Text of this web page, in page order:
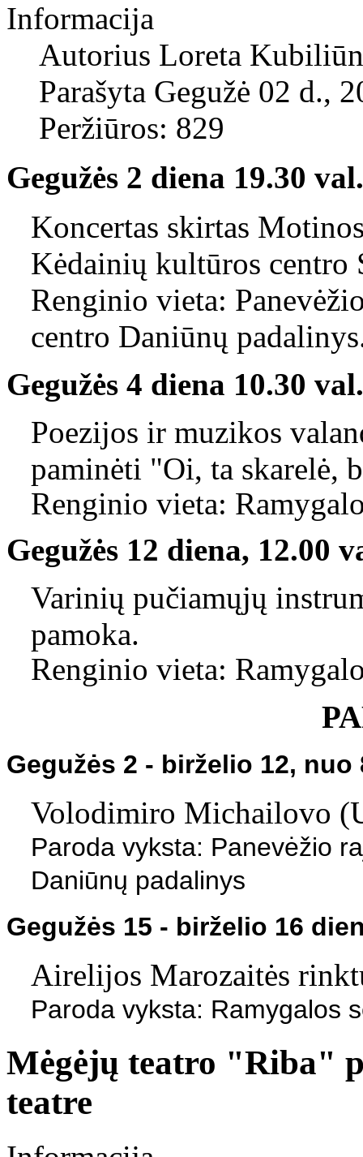
Informacija
Autorius Loreta
Parašyta Gegužė 02 d.,
Peržiūros: 829
Gegužės 2 diena 19.30 val.
Koncertas skirtas
Kėdainių kultūros
Renginio vieta:
centro Daniūnų
Gegužės 4 diena 10.30 val.
Poezijos ir muzikos
paminėti "Oi, ta skarelė,
Renginio vieta:
Gegužės 12 diena, 12.00
Varinių pučiamųjų
pamoka.
Renginio vieta:
Gegužės 2 - birželio 12, nuo
Volodimiro Michailovo
Paroda vyksta: Panevėžio
Daniūnų padalinys
Gegužės 15 - birželio 16
Airelijos Marozaitės
Paroda vyksta: Ramygalos
Mėgėjų teatro "Riba"
teatre